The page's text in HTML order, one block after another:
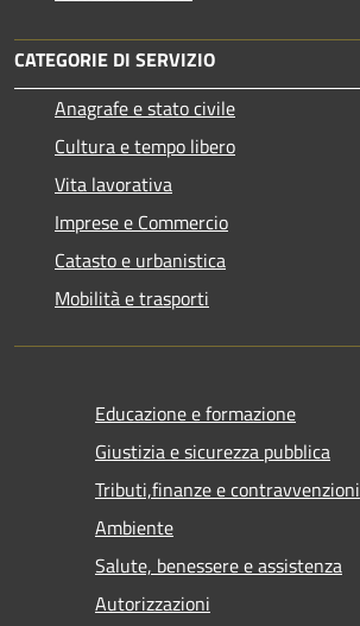
CATEGORIE DI SERVIZIO
Anagrafe e stato civile
Cultura e tempo libero
Vita lavorativa
Imprese e Commercio
Catasto e urbanistica
Mobilità e trasporti
Educazione e formazione
Giustizia e sicurezza pubblica
Tributi,finanze e contravvenzioni
Ambiente
Salute, benessere e assistenza
Autorizzazioni